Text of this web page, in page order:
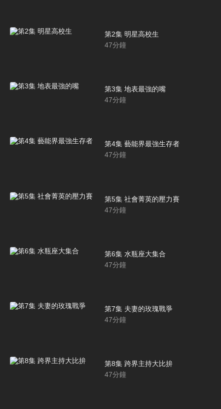
第2集 明星高校生
47分鐘
第3集 地表最強的嘴
47分鐘
第4集 藝能界最強生存者
47分鐘
第5集 社會菁英的壓力賽
47分鐘
第6集 水瓶座大集合
47分鐘
第7集 夫妻的玫瑰戰爭
47分鐘
第8集 跨界主持大比拚
47分鐘